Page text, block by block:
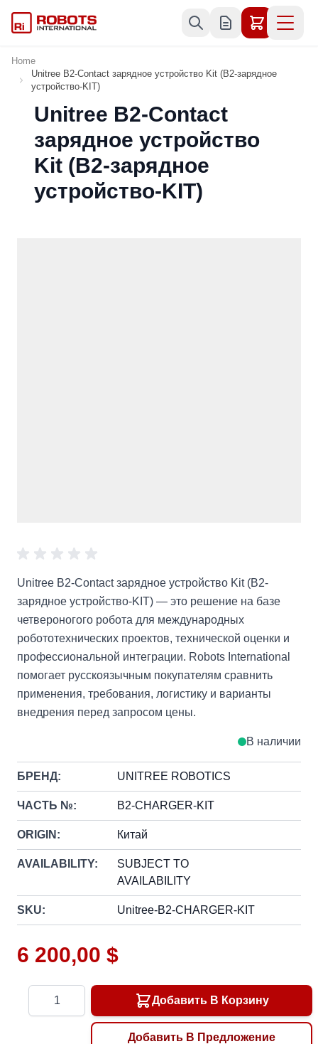
Home
Unitree B2-Contact зарядное устройство Kit (B2-зарядное
устройство-KIT)
Unitree B2-Contact
зарядное устройство
Kit (B2-зарядное
устройство-KIT)
Unitree B2-Contact зарядное устройство Kit (B2-
зарядное устройство-KIT) — это решение на базе
четвероногого робота для международных
робототехнических проектов, технической оценки и
профессиональной интеграции. Robots International
помогает русскоязычным покупателям сравнить
применения, требования, логистику и варианты
внедрения перед запросом цены.
В наличии
БРЕНД: UNITREE ROBOTICS
ЧАСТЬ №: B2-CHARGER-KIT
ORIGIN: Китай
AVAILABILITY:
SUBJECT TO
AVAILABILITY
SKU: Unitree-B2-CHARGER-KIT
6 200,00 $
Добавить В Корзину
Добавить В Предложение